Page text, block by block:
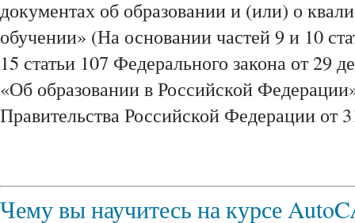
документах об образовании и (или) о
обучении» (На основании частей 9 и 10
15 статьи 107 Федерального закона от 29
«Об образовании в Российской
Правительства Российской Федерации от
Чему вы научитесь на курсе